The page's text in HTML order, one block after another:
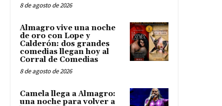
8 de agosto de 2026
Almagro vive una noche
de oro con Lope y
Calderón: dos grandes
comedias llegan hoy al
Corral de Comedias
8 de agosto de 2026
Camela llega a Almagro:
una noche para volver a